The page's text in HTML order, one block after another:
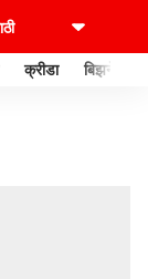
क्रीडा बिझनेस